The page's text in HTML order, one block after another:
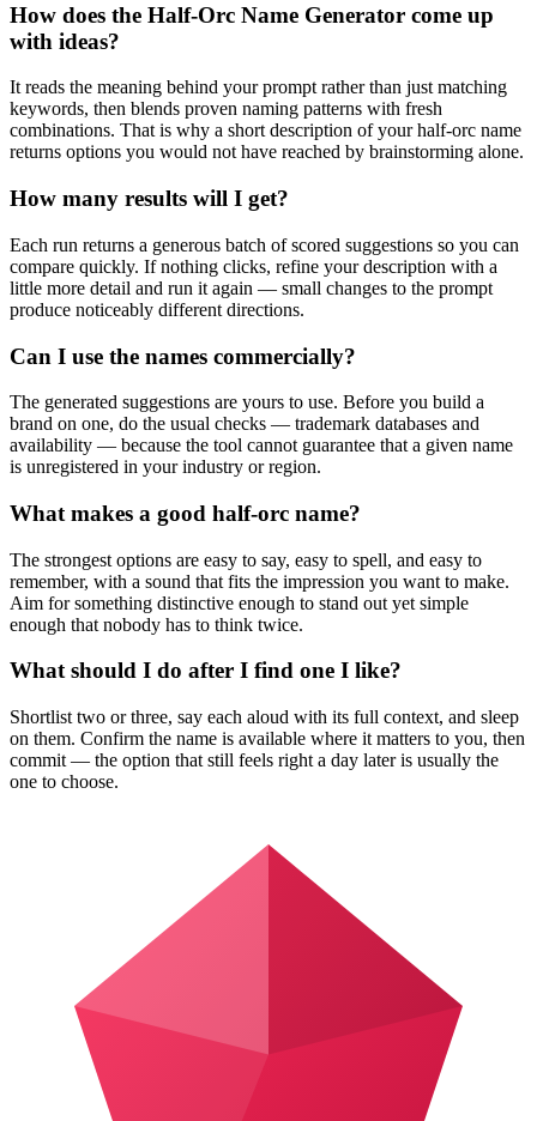
How does the Half-Orc Name Generator come up
with ideas?
It reads the meaning behind your prompt rather than just matching
keywords, then blends proven naming patterns with fresh
combinations. That is why a short description of your half-orc name
returns options you would not have reached by brainstorming alone.
How many results will I get?
Each run returns a generous batch of scored suggestions so you can
compare quickly. If nothing clicks, refine your description with a
little more detail and run it again — small changes to the prompt
produce noticeably different directions.
Can I use the names commercially?
The generated suggestions are yours to use. Before you build a
brand on one, do the usual checks — trademark databases and
availability — because the tool cannot guarantee that a given name
is unregistered in your industry or region.
What makes a good half-orc name?
The strongest options are easy to say, easy to spell, and easy to
remember, with a sound that fits the impression you want to make.
Aim for something distinctive enough to stand out yet simple
enough that nobody has to think twice.
What should I do after I find one I like?
Shortlist two or three, say each aloud with its full context, and sleep
on them. Confirm the name is available where it matters to you, then
commit — the option that still feels right a day later is usually the
one to choose.